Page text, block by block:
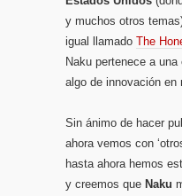
y muchos otros
igual llamado The
Naku pertenece a una
algo de innovación en
Sin ánimo de hacer
ahora vemos con
hasta ahora hemos
y creemos que Naku